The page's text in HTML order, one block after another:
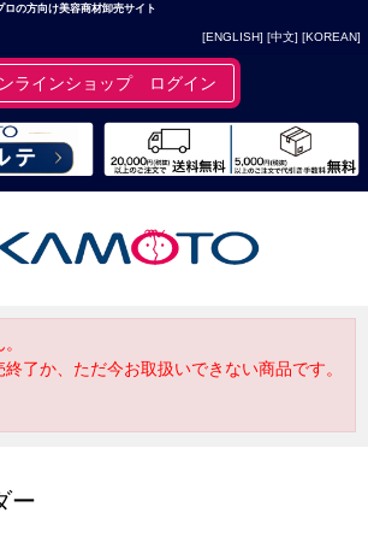
の方向け美容商材卸売サイト
[ENGLISH] [中文] [KOREAN]
ラインショップ ログイン
了か、ただ今お取扱いできない商品です。
ー